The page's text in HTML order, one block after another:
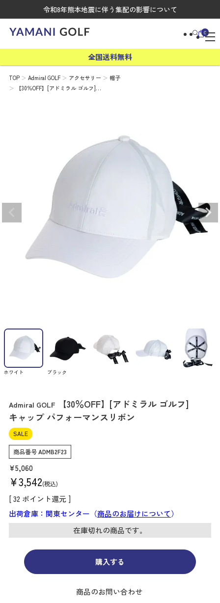
令和8年熊本地震に伴う集配の影響について
0
全国送料無料
TOP Admiral GOLF アクセサリー
帽子
【30％OFF】[アドミラル ゴルフ]…
ホワイト ブラック
Admiral GOLF
【30％OFF】[アドミラル ゴルフ]
キャップ パフォーマンスリボン
SALE
商品番号ADMB2F23
¥5,060
¥3,542 税込
[32 ポイント還元 ]
出荷倉庫：関東センター（商品のお届けについて）
在庫切れの商品です。
購入する
商品のお問い合わせ